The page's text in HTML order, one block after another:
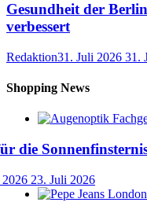
Gesundheit der
verbessert
Redaktion31. Juli 2026 31.
Shopping News
die
23. Juli 2026